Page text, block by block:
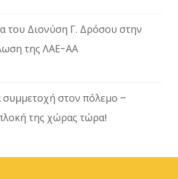
του Διονύση Γ. Δρόσου στην
της ΛΑΕ-ΑΑ
συμμετοχή στον πόλεμο –
της χώρας τώρα!